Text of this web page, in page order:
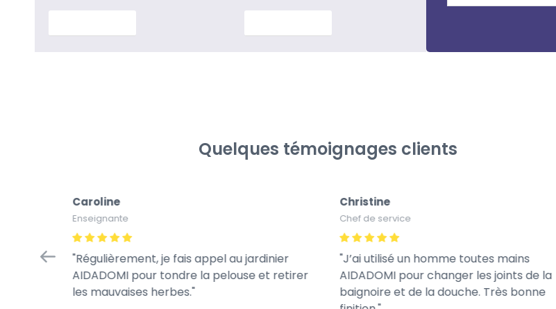
Quelques témoignages clients
Caroline
Enseignante
Régulièrement, je fais appel au jardinier
AIDADOMI pour tondre la pelouse et retirer
les mauvaises herbes.
Christine
Chef de service
J’ai utilisé un homme toutes mains
AIDADOMI pour changer les joints de la
baignoire et de la douche. Très bonne